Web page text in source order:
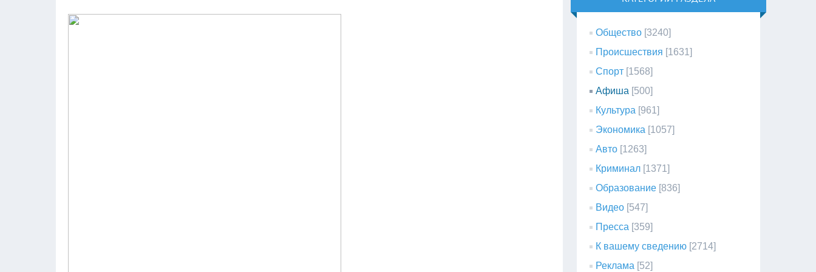
Общество [3240]
Происшествия [1631]
Спорт [1568]
Афиша [500]
Культура [961]
Экономика [1057]
Авто [1263]
Криминал [1371]
Образование [836]
Видео [547]
Пресса [359]
К вашему сведению [2714]
Реклама [52]